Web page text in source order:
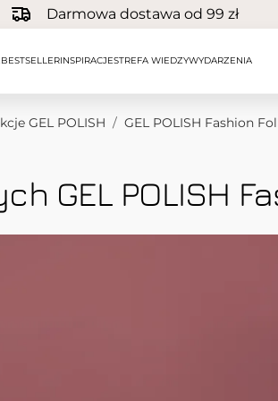
Darmowa dostawa od 99 zł
BESTSELLERINSPIRACJESTREFA WIEDZYWYDARZENIA
GEL POLISH / GEL POLISH Fashion
GEL POLISH